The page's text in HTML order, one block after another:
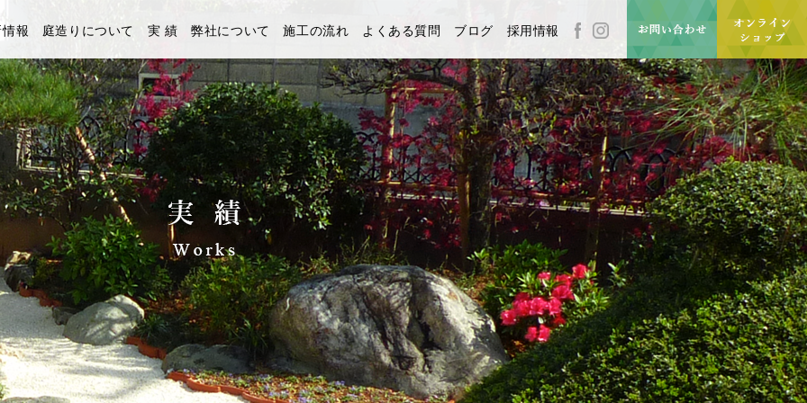
報 庭造りについて 実 績 弊社について 施工の流れ よくある質問 ブログ 採用情報